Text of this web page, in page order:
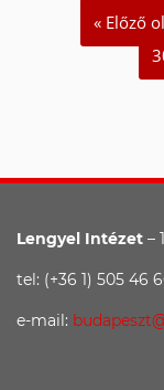
« Előző
Lengyel Intézet –
tel: (+36 1) 505 46
e-mail: